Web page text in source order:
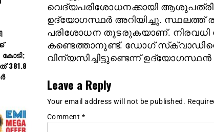
വെദ്യപരിശോധനക്കായി
ഉദ്യോഗസ്ഥർ അറിയിച്ചു. സ്ഥലത്ത്
പരിശോധന തുടരുകയാണ്. നിരവധി
കണ്ടെത്താനുണ്ട്. ഡോഗ്
വിന്യസിച്ചിട്ടുണ്ടെന്ന്
Leave a Reply
Your email address will not be published.
Comment *
കോടി;
381.8